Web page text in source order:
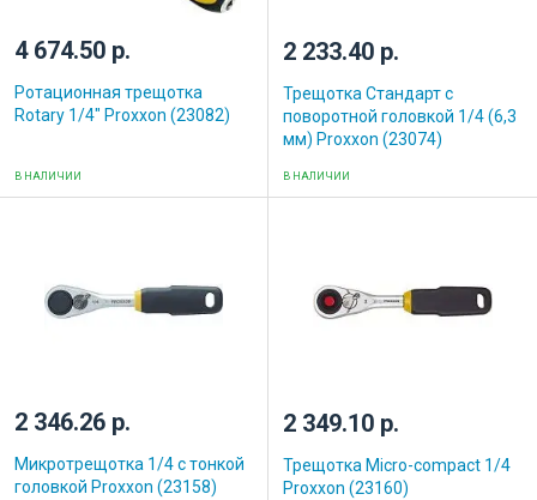
4 674.50 р.
Ротационная трещотка
Rotary 1/4" Proxxon (23082)
В НАЛИЧИИ
2 233.40 р.
Трещотка Стандарт с
поворотной головкой 1/4 (6,3
мм) Proxxon (23074)
В НАЛИЧИИ
2 346.26 р.
Микротрещотка 1/4 с тонкой
головкой Proxxon (23158)
2 349.10 р.
Трещотка Micro-compact 1/4
Proxxon (23160)